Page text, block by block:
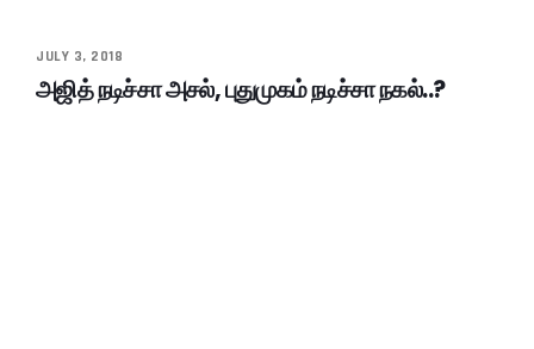
JULY 3, 2018
அஜித் நடிச்சா அசல், புதுமுகம் நடிச்சா நகல்..?